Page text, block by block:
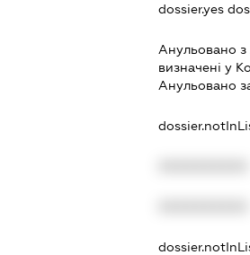
dossier.yes
Анульовано з
визначенi у
Анульовано